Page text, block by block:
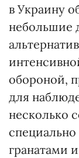
в Украину
небольшие
обороной,
для
несколько
гранатами